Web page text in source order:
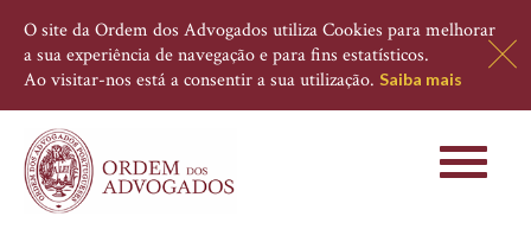
O site da Ordem dos Advogados utiliza Cookies para melhorar
a sua experiência de navegação e para fins estatísticos.
Ao visitar-nos está a consentir a sua utilização. Saiba mais
Toggle